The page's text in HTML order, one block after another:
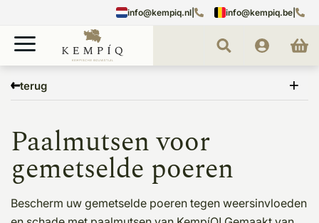
info@kempiq.nl info@kempiq.be
terug
PoerenPaalmutsen
Paalmutsen voor
gemetselde poeren
Bescherm uw gemetselde poeren tegen weersinvloeden